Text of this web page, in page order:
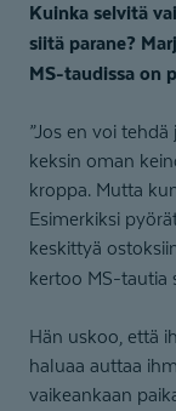
Kuinka selvitä
siitä parane?
MS-taudissa on
”Jos en voi
keksin oman
kroppa. Mutta
Esimerkiksi
keskittyä
kertoo MS-tautia
Hän uskoo, että
haluaa auttaa
vaikeankaan